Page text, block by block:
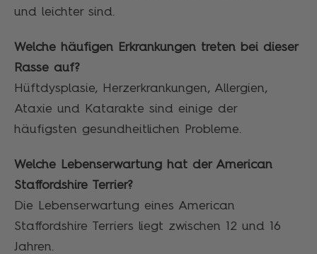
und leichter sind.
Welche häufigen Erkrankungen treten bei dieser
Rasse auf?
Hüftdysplasie, Herzerkrankungen, Allergien,
Ataxie und Katarakte sind einige der
häufigsten gesundheitlichen Probleme.
Welche Lebenserwartung hat der American
Staffordshire Terrier?
Die Lebenserwartung eines American
Staffordshire Terriers liegt zwischen 12 und 16
Jahren.